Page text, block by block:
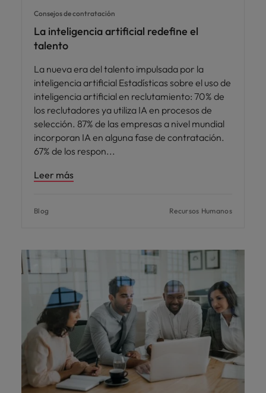
Consejos de contratación
La inteligencia artificial redefine el
talento
La nueva era del talento impulsada por la
inteligencia artificial Estadísticas sobre el uso de
inteligencia artificial en reclutamiento: 70% de
los reclutadores ya utiliza IA en procesos de
selección. 87% de las empresas a nivel mundial
incorporan IA en alguna fase de contratación.
67% de los respon
Leer más
Blog Recursos Humanos